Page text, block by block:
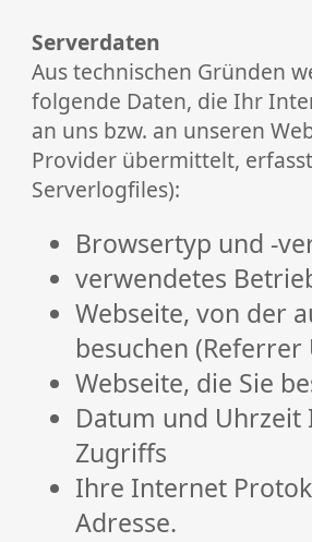
Serverdaten
Aus technischen Gründen
folgende Daten, die Ihr
an uns bzw. an unseren
Provider übermittelt,
Serverlogfiles):
Browsertyp und -
verwendetes
Webseite, von der
besuchen (Referrer
Webseite, die Sie
Datum und Uhrzeit
Zugriffs
Ihre Internet
Adresse.